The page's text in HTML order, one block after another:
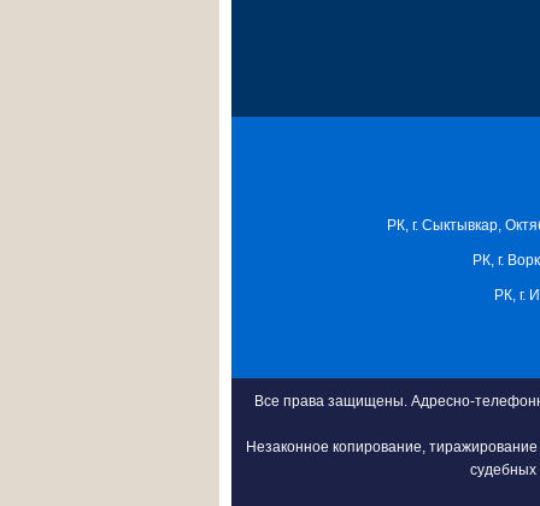
РК, г. Сыктывкар,
РК, г.
РК, г.
Все права защищены. Адресно-
Незаконное копирование,
судебных